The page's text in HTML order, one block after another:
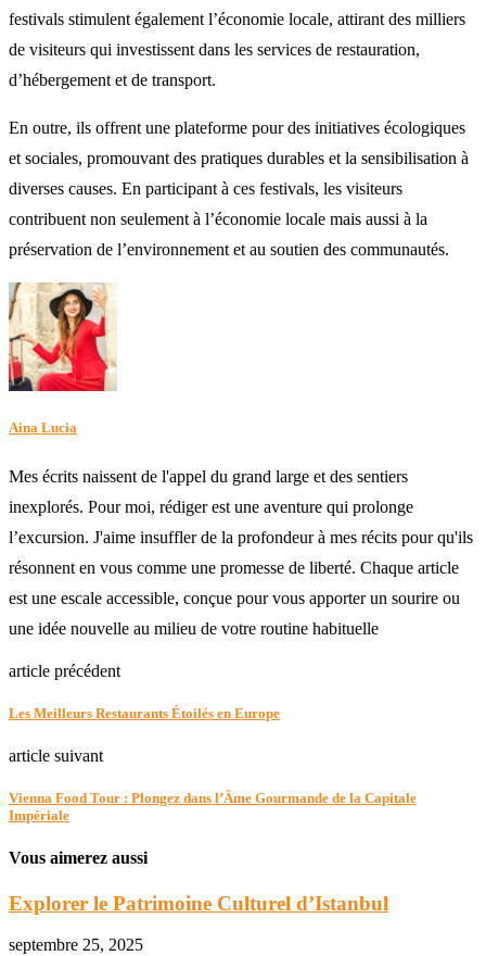
festivals stimulent également l’économie locale, attirant des milliers
de visiteurs qui investissent dans les services de restauration,
d’hébergement et de transport.
En outre, ils offrent une plateforme pour des initiatives écologiques
et sociales, promouvant des pratiques durables et la sensibilisation à
diverses causes. En participant à ces festivals, les visiteurs
contribuent non seulement à l’économie locale mais aussi à la
préservation de l’environnement et au soutien des communautés.
Aina Lucia
Mes écrits naissent de l'appel du grand large et des sentiers
inexplorés. Pour moi, rédiger est une aventure qui prolonge
l’excursion. J'aime insuffler de la profondeur à mes récits pour qu'ils
résonnent en vous comme une promesse de liberté. Chaque article
est une escale accessible, conçue pour vous apporter un sourire ou
une idée nouvelle au milieu de votre routine habituelle
article précédent
Les Meilleurs Restaurants Étoilés en Europe
article suivant
Vienna Food Tour : Plongez dans l’Âme Gourmande de la Capitale
Impériale
Vous aimerez aussi
Explorer le Patrimoine Culturel d’Istanbul
septembre 25, 2025